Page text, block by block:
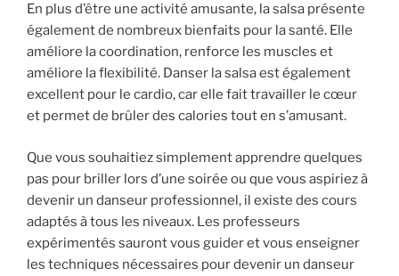
En plus d’être une activité amusante, la salsa présente
également de nombreux bienfaits pour la santé. Elle
améliore la coordination, renforce les muscles et
améliore la flexibilité. Danser la salsa est également
excellent pour le cardio, car elle fait travailler le cœur
et permet de brûler des calories tout en s’amusant.
Que vous souhaitiez simplement apprendre quelques
pas pour briller lors d’une soirée ou que vous aspiriez à
devenir un danseur professionnel, il existe des cours
adaptés à tous les niveaux. Les professeurs
expérimentés sauront vous guider et vous enseigner
les techniques nécessaires pour devenir un danseur